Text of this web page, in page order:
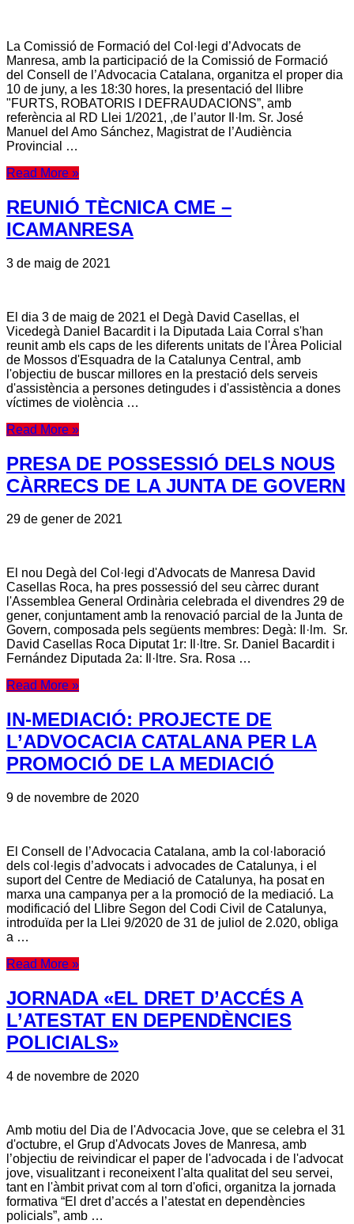
La Comissió de Formació del Col·legi d’Advocats de
Manresa, amb la participació de la Comissió de Formació
del Consell de l’Advocacia Catalana, organitza el proper dia
10 de juny, a les 18:30 hores, la presentació del llibre
"FURTS, ROBATORIS I DEFRAUDACIONS”, amb
referència al RD Llei 1/2021, ,de l’autor Il·lm. Sr. José
Manuel del Amo Sánchez, Magistrat de l’Audiència
Provincial …
Read More »
REUNIÓ TÈCNICA CME –
ICAMANRESA
3 de maig de 2021
El dia 3 de maig de 2021 el Degà David Casellas, el
Vicedegà Daniel Bacardit i la Diputada Laia Corral s'han
reunit amb els caps de les diferents unitats de l'Àrea Policial
de Mossos d'Esquadra de la Catalunya Central, amb
l'objectiu de buscar millores en la prestació dels serveis
d'assistència a persones detingudes i d'assistència a dones
víctimes de violència …
Read More »
PRESA DE POSSESSIÓ DELS NOUS
CÀRRECS DE LA JUNTA DE GOVERN
29 de gener de 2021
El nou Degà del Col·legi d'Advocats de Manresa David
Casellas Roca, ha pres possessió del seu càrrec durant
l'Assemblea General Ordinària celebrada el divendres 29 de
gener, conjuntament amb la renovació parcial de la Junta de
Govern, composada pels següents membres: Degà: Il·lm. Sr.
David Casellas Roca Diputat 1r: Il·ltre. Sr. Daniel Bacardit i
Fernández Diputada 2a: Il·ltre. Sra. Rosa …
Read More »
IN-MEDIACIÓ: PROJECTE DE
L’ADVOCACIA CATALANA PER LA
PROMOCIÓ DE LA MEDIACIÓ
9 de novembre de 2020
El Consell de l’Advocacia Catalana, amb la col·laboració
dels col·legis d’advocats i advocades de Catalunya, i el
suport del Centre de Mediació de Catalunya, ha posat en
marxa una campanya per a la promoció de la mediació. La
modificació del Llibre Segon del Codi Civil de Catalunya,
introduïda per la Llei 9/2020 de 31 de juliol de 2.020, obliga
a …
Read More »
JORNADA «EL DRET D’ACCÉS A
L’ATESTAT EN DEPENDÈNCIES
POLICIALS»
4 de novembre de 2020
Amb motiu del Dia de l'Advocacia Jove, que se celebra el 31
d'octubre, el Grup d'Advocats Joves de Manresa, amb
l’objectiu de reivindicar el paper de l'advocada i de l'advocat
jove, visualitzant i reconeixent l'alta qualitat del seu servei,
tant en l'àmbit privat com al torn d'ofici, organitza la jornada
formativa “El dret d’accés a l’atestat en dependències
policials”, amb …